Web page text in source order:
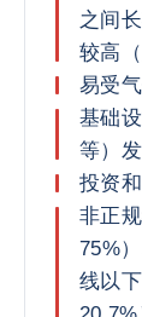
之间
较高
易受
基础
等）
投资
非正
75%
线以